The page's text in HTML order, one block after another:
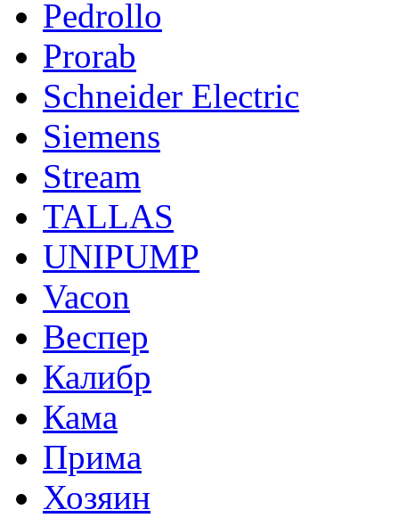
Pedrollo
Prorab
Schneider Electric
Siemens
Stream
TALLAS
UNIPUMP
Vacon
Веспер
Калибр
Кама
Прима
Хозяин